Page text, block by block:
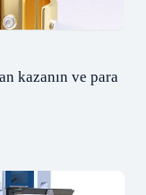
kazanın ve para